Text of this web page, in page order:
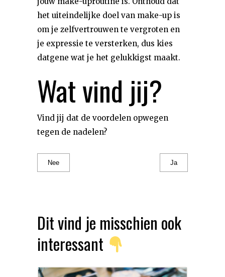
het uiteindelijke doel van make-up is
om je zelfvertrouwen te vergroten en
je expressie te versterken, dus kies
datgene wat je het gelukkigst maakt.
Wat vind jij?
Vind jij dat de voordelen opwegen
tegen de nadelen?
Nee Ja
Dit vind je misschien ook
interessant